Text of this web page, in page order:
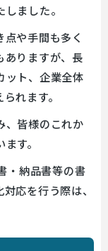
ました。
や手間も多く
ありますが、長
ット、企業全体
れます。
、皆様のこれか
す。
・納品書等の書
応を行う際は、